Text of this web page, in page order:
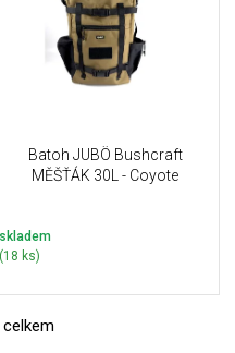
Batoh JUBÖ Bushcraft
MĚŠŤÁK 30L - Coyote
skladem
(18 ks)